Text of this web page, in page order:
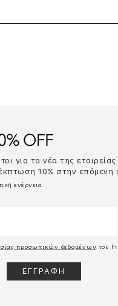
για τα νέα της εταιρείας
10% στην επόμενη
ενέργεια
προσωπικών δεδομένων του